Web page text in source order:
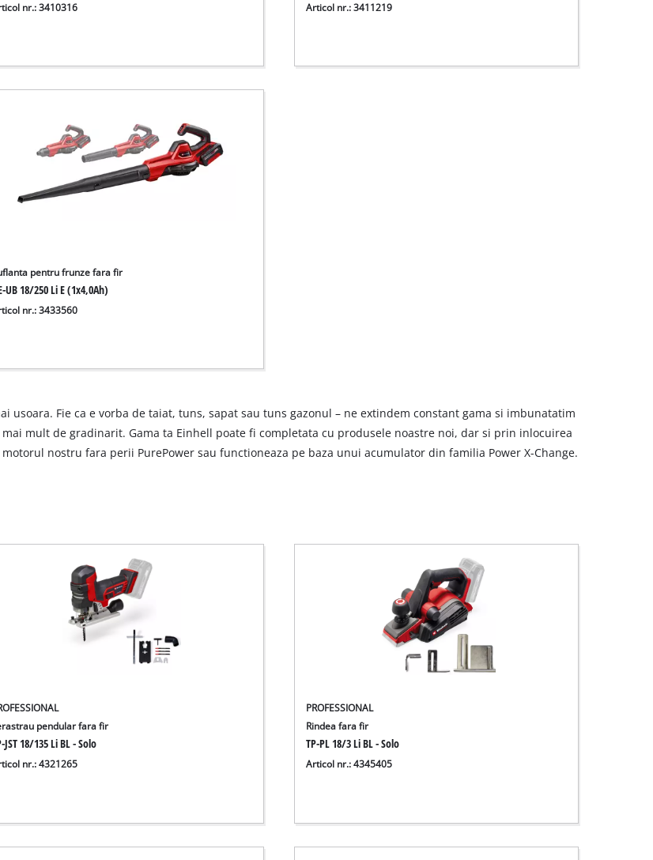
nr.: 3410316 Articol nr.: 3411219
pentru frunze fara fir
UB 18/250 Li E (1x4,0Ah)
nr.: 3433560
Fie ca e vorba de taiat, tuns, sapat sau tuns gazonul – ne extindem constant gama si imbunatatim
mult de gradinarit. Gama ta Einhell poate fi completata cu produsele noastre noi, dar si prin inlocuirea
nostru fara perii PurePower sau functioneaza pe baza unui acumulator din familia Power X-Change.
pendular fara fir
JST 18/135 Li BL - Solo
nr.: 4321265
PROFESSIONAL
Rindea fara fir
TP-PL 18/3 Li BL - Solo
Articol nr.: 4345405